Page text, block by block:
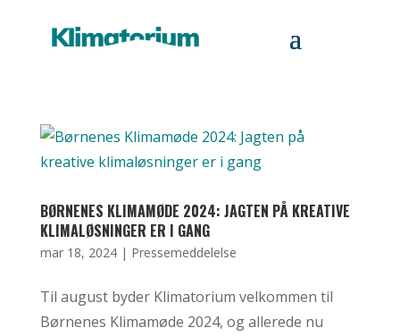
BØRNENES KLIMAMØDE 2024: JAGTEN PÅ KREATIVE
KLIMALØSNINGER ER I GANG
mar 18, 2024| Pressemeddelelse
Til august byder Klimatorium velkommen til
Børnenes Klimamøde 2024, og allerede nu